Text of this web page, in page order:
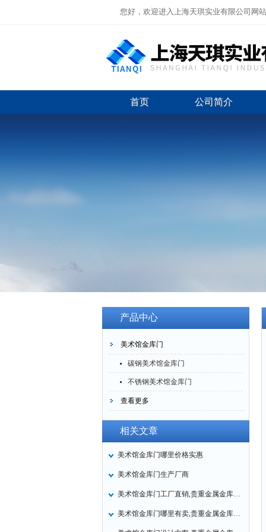
您好，欢迎进入上海天琪实业有限公司网站
首页 公司简介
产品中心
美术馆金库门
碳钢美术馆金库门
不锈钢美术馆金库门
查看更多
相关文章
美术馆金库门哪里价格实惠
美术馆金库门生产厂商
美术馆金库门工厂直销,贵重金属金库门厂家定做
美术馆金库门哪里有卖,贵重金属金库门多少钱